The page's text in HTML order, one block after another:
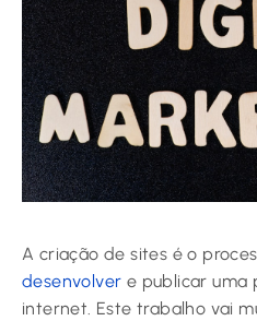
A criação de sites é o
desenvolver e publicar uma
internet. Este trabalho vai